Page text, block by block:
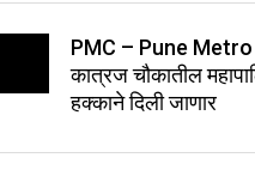
PMC – Pune Metro
कात्रज चौकातील
हक्काने दिली जाणार